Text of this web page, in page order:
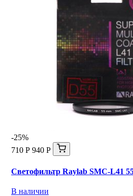
-25%
710 Р 940 Р
Светофильтр Raylab SMC-L41
В наличии